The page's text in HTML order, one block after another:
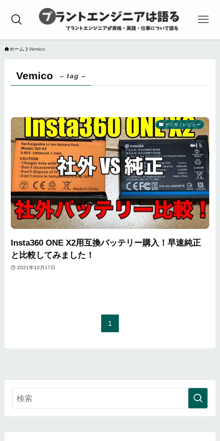
ホーム Vemico
Vemico – tag –
デジモノレビュー
Insta360 ONE X2用互換バッテリー購入！早速純正
と比較してみました！
2021年10月17日
1